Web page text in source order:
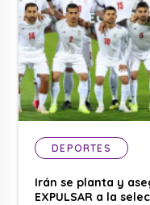
DEPORTES
Irán se planta y
EXPULSAR a la